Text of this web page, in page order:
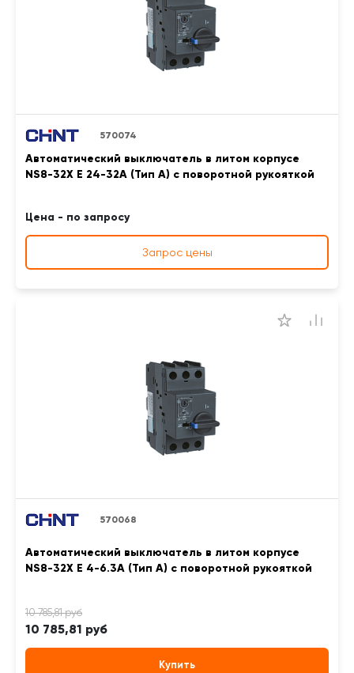
570074
Автоматический выключатель в литом корпусе
NS8-32X E 24-32A (Тип A) с поворотной рукояткой
Цена - по запросу
Запрос цены
570068
Автоматический выключатель в литом корпусе
NS8-32X E 4-6.3A (Тип A) с поворотной рукояткой
10 785,81 руб
Купить